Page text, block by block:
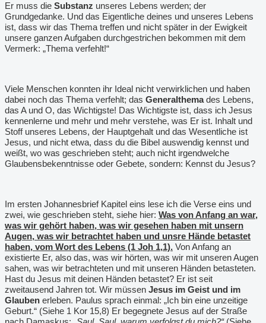
Er muss die Substanz unseres Lebens werden; der
Grundgedanke. Und das Eigentliche deines und unseres Lebens
ist, dass wir das Thema treffen und nicht später in der Ewigkeit
unsere ganzen Aufgaben durchgestrichen bekommen mit dem
Vermerk: „Thema verfehlt!“
Viele Menschen konnten ihr Ideal nicht verwirklichen und haben
dabei noch das Thema verfehlt; das Generalthemades Lebens,
das A und O, das Wichtigste! Das Wichtigste ist, dass ich Jesus
kennenlerne und mehr und mehr verstehe, was Er ist. Inhalt und
Stoff unseres Lebens, der Hauptgehalt und das Wesentliche ist
Jesus, und nicht etwa, dass du die Bibel auswendig kennst und
weißt, wo was geschrieben steht; auch nicht irgendwelche
Glaubensbekenntnisse oder Gebete, sondern: Kennst du Jesus?
Im ersten Johannesbrief Kapitel eins lese ich die Verse eins und
zwei, wie geschrieben steht, siehe hier: Was von Anfang an war,
was wir gehört haben, was wir gesehen haben mit unsern
Augen, was wir betrachtet haben und unsre Hände betastet
haben, vom Wort des Lebens (1 Joh 1,1). Von Anfang an
existierte Er, also das, was wir hörten, was wir mit unseren Augen
sahen, was wir betrachteten und mit unseren Händen betasteten.
Hast du Jesus mit deinen Händen betastet? Er ist seit
zweitausend Jahren tot. Wir müssen Jesus im Geist und im
Glauben erleben. Paulus sprach einmal: „Ich bin eine unzeitige
Geburt.“ (Siehe 1 Kor 15,8) Er begegnete Jesus auf der Straße